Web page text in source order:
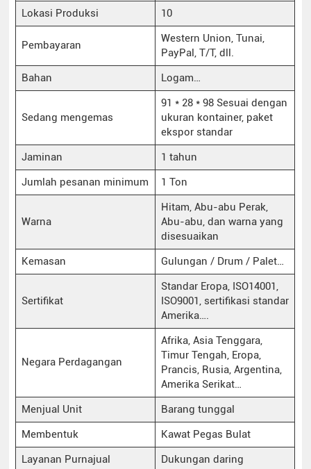
Lokasi Produksi 10
Pembayaran
Western Union, Tunai,
PayPal, T/T, dll.
Bahan
Logam…
Sedang mengemas
91 * 28 * 98 Sesuai dengan
ukuran kontainer, paket
ekspor standar
Jaminan
1 tahun
Jumlah pesanan minimum
1 Ton
Warna
Hitam, Abu-abu Perak,
Abu-abu, dan warna yang
disesuaikan
Kemasan
Gulungan / Drum / Palet…
Sertifikat
Standar Eropa, ISO14001,
ISO9001, sertifikasi standar
Amerika….
Negara Perdagangan
Afrika, Asia Tenggara,
Timur Tengah, Eropa,
Prancis, Rusia, Argentina,
Amerika Serikat…
Menjual Unit
Barang tunggal
Membentuk
Kawat Pegas Bulat
Layanan Purnajual
Dukungan daring